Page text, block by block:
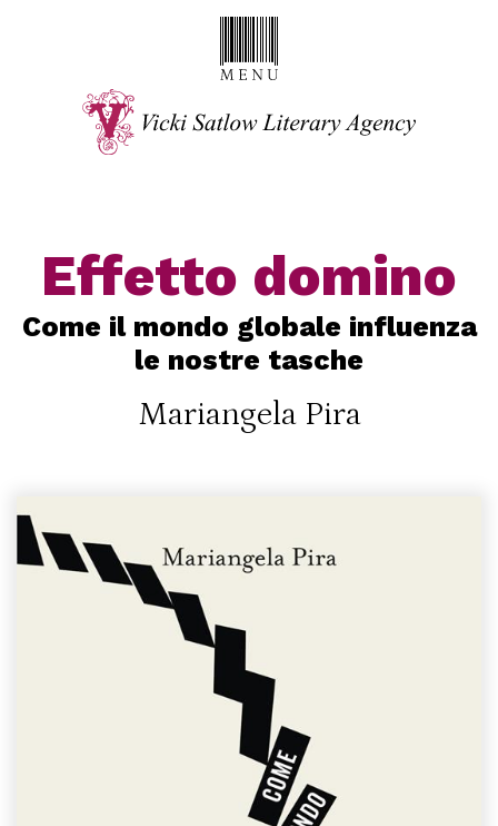
Effetto domino
Come il mondo globale influenza
le nostre tasche
Mariangela Pira